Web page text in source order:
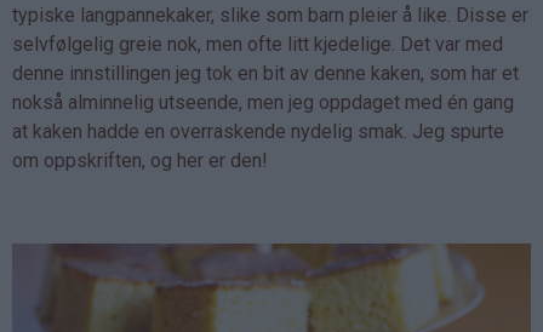
typiske langpannekaker, slike som barn pleier å like. Disse er
selvfølgelig greie nok, men ofte litt kjedelige. Det var med
denne innstillingen jeg tok en bit av denne kaken, som har et
nokså alminnelig utseende, men jeg oppdaget med én gang
at kaken hadde en overraskende nydelig smak. Jeg spurte
om oppskriften, og her er den!